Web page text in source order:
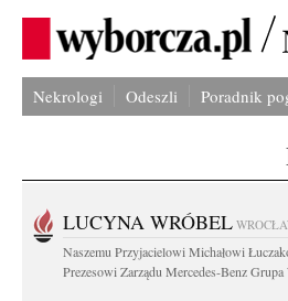
Nekrologi Odeszli Poradnik
LUCYNA WRÓBEL
Naszemu Przyjacielowi Michałowi
Prezesowi Zarządu Mercedes-Benz Grupa